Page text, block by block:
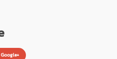
Google+